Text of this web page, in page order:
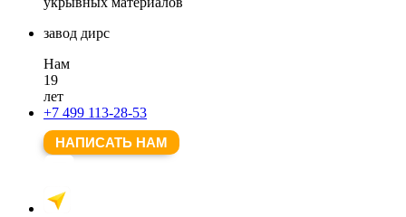
завод дирс
Нам
19
лет
+7 499 113-28-53
НАПИСАТЬ НАМ